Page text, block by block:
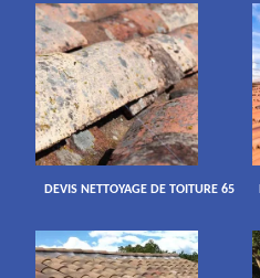
DEVIS NETTOYAGE DE TOITURE 65